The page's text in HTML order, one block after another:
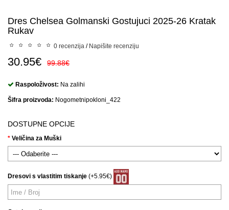
Dres Chelsea Golmanski Gostujuci 2025-26 Kratak
Rukav
0 recenzija / Napišite recenziju
30.95€ 99.88€
Raspoloživost: Na zalihi
Šifra proizvoda: Nogometnipokloni_422
DOSTUPNE OPCIJE
Veličina za Muški
Dresovi s vlastitim tiskanje (+5.95€)